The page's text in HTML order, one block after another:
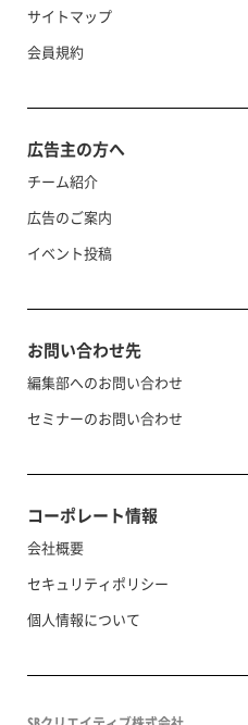
サイトマップ
会員規約
広告主の方へ
チーム紹介
広告のご案内
イベント投稿
お問い合わせ先
編集部へのお問い合わせ
セミナーのお問い合わせ
コーポレート情報
会社概要
セキュリティポリシー
個人情報について